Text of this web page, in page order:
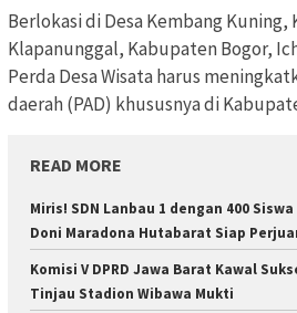
Berlokasi di Desa Kembang Kuning,
Klapanunggal, Kabupaten Bogor,
Perda Desa Wisata harus
daerah (PAD) khususnya di
READ MORE
Miris! SDN Lanbau 1 dengan 400
Doni Maradona Hutabarat Siap
Komisi V DPRD Jawa Barat Kawal
Tinjau Stadion Wibawa Mukti